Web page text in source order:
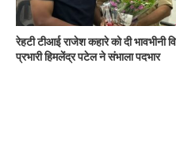
रेहटी टीआई राजेश कहारे को दी भावभीनी
प्रभारी हिमलेंद्र पटेल ने संभाला पदभार